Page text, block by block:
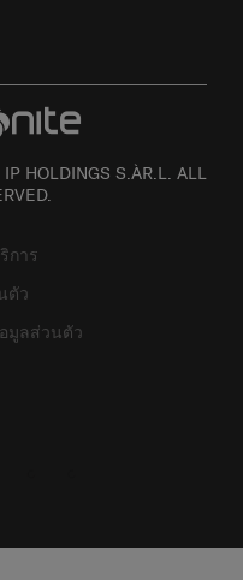
HOLDINGS S.ÀR.L. ALL
การ
ตัว
มูลส่วนตัว